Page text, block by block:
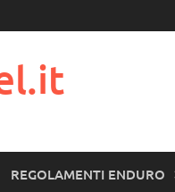
REGOLAMENTI ENDURO